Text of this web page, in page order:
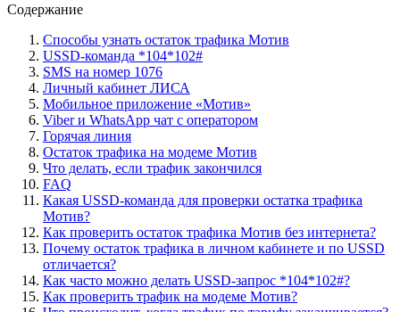
Содержание
Способы узнать остаток трафика Мотив
USSD-команда *104*102#
SMS на номер 1076
Личный кабинет ЛИСА
Мобильное приложение «Мотив»
Viber и WhatsApp чат с оператором
Горячая линия
Остаток трафика на модеме Мотив
Что делать, если трафик закончился
FAQ
Какая USSD-команда для проверки остатка трафика
Мотив?
Как проверить остаток трафика Мотив без интернета?
Почему остаток трафика в личном кабинете и по USSD
отличается?
Как часто можно делать USSD-запрос *104*102#?
Как проверить трафик на модеме Мотив?